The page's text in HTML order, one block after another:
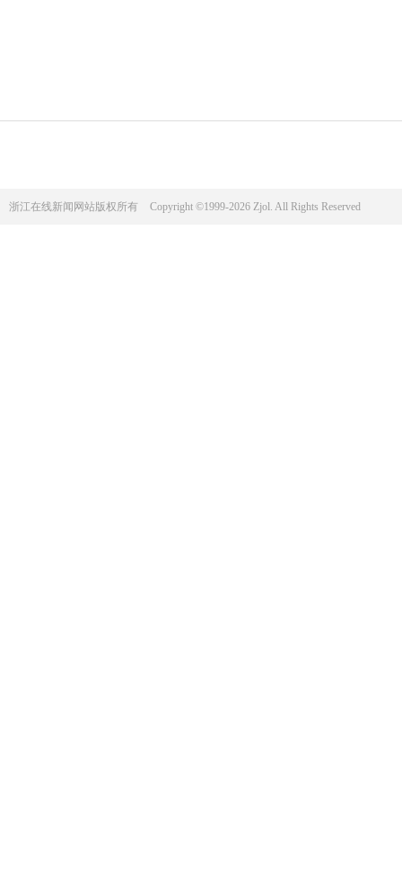
浙江在线新闻网站版权所有 Copyright ©1999-2026 Zjol. All Rights Reserved